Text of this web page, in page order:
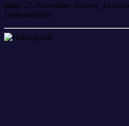
today 27. November 2024my_location
Diakonieladen